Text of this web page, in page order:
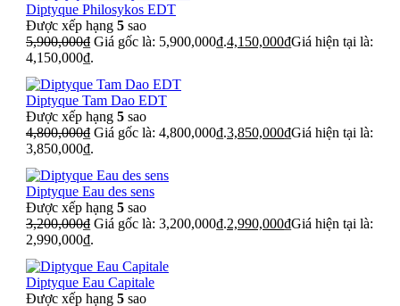
Diptyque Philosykos EDT
Được xếp hạng 5 sao
5,900,000₫ Giá gốc là: 5,900,000₫.4,150,000₫Giá hiện tại là:
4,150,000₫.
Diptyque Tam Dao EDT
Được xếp hạng 5 sao
4,800,000₫ Giá gốc là: 4,800,000₫.3,850,000₫Giá hiện tại là:
3,850,000₫.
Diptyque Eau des sens
Được xếp hạng 5 sao
3,200,000₫ Giá gốc là: 3,200,000₫.2,990,000₫Giá hiện tại là:
2,990,000₫.
Diptyque Eau Capitale
Được xếp hạng 5 sao